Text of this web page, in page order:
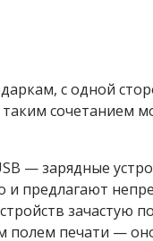
с одной
сочетанием
— зарядные
и предлагают
зачастую
полем печати —